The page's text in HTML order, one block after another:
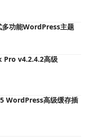
功能WordPress主题
Pro v4.2.4.2高级
WordPress高级缓存插